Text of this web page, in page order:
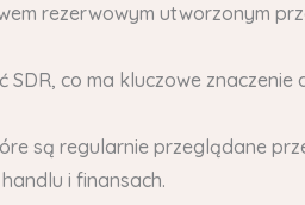
rezerwowym utworzonym
co ma kluczowe
są regularnie przeglądane
i finansach.